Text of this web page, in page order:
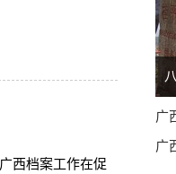
西档案工作在促
广
广